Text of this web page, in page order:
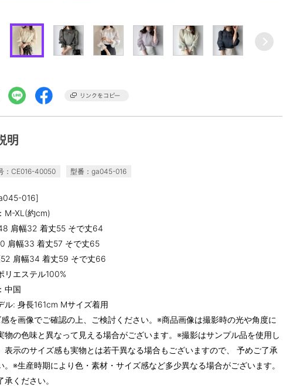
明
：CE016-40050 型番：ga045-016
016]
M-XL(約cm)
肩幅32 着丈55 そで丈64
肩幅33 着丈57 そで丈65
肩幅34 着丈59 そで丈66
リエステル100%
中国
ル: 身長161cm Mサイズ着用
を画像でご確認の上、ご検討ください。※商品画像は撮影時の光や角度に
物の色味と異なって見える場合がございます。※撮影はサンプル品を使用し
表示のサイズ感も実物とは若干異なる場合もございますので、 予めご了承
。※生産時期により色・素材・サイズ感など多少異なる場合がございます。
承ください。